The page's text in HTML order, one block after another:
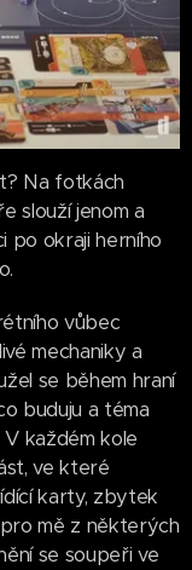
Na fotkách
slouží jenom a
po okraji herního
vůbec
mechaniky a
se během hraní
buduju a téma
každém kole
ve které
karty, zbytek
mě z některých
se soupeři ve